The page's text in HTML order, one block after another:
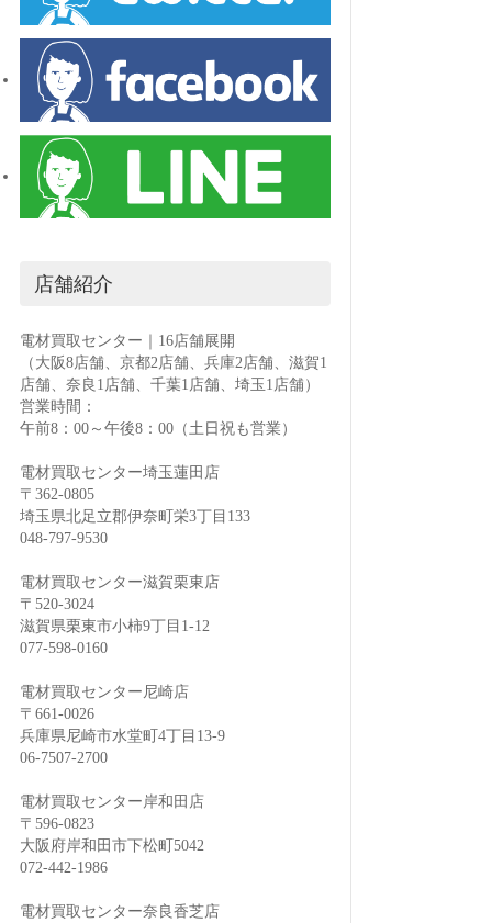
店舗紹介
電材買取センター｜16店舗展開
（大阪8店舗、京都2店舗、兵庫2店舗、滋賀1
店舗、奈良1店舗、千葉1店舗、埼玉1店舗）
営業時間：
午前8：00～午後8：00（土日祝も営業）
電材買取センター埼玉蓮田店
〒362-0805
埼玉県北足立郡伊奈町栄3丁目133
048-797-9530
電材買取センター滋賀栗東店
〒520-3024
滋賀県栗東市小柿9丁目1-12
077-598-0160
電材買取センター尼崎店
〒661-0026
兵庫県尼崎市水堂町4丁目13-9
06-7507-2700
電材買取センター岸和田店
〒596-0823
大阪府岸和田市下松町5042
072-442-1986
電材買取センター奈良香芝店